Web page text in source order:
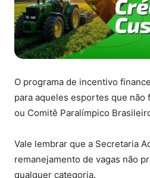
O programa de incentivo
para aqueles esportes que não
ou Comitê Paralímpico
Vale lembrar que a Secretaria
remanejamento de vagas não
qualquer categoria.